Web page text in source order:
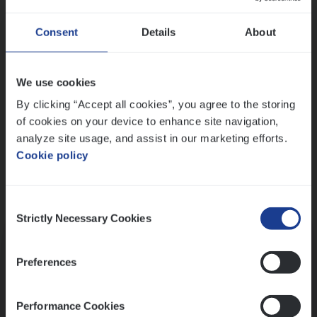
Consent Details About
We use cookies
By clicking “Accept all cookies”, you agree to the storing
of cookies on your device to enhance site navigation,
analyze site usage, and assist in our marketing efforts.
Cookie policy
Selection
Strictly Necessary Cookies
Preferences
Performance Cookies
Ons sollicitatieproces